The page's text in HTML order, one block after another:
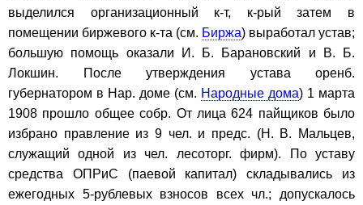
выделился организационный к-т, к-рый затем в
помещении биржевого к-та (см. Биржа) выработал устав;
большую помощь оказали И. Б. Барановский и В. Б.
Локшин. После утверждения устава оренб.
губернатором в Нар. доме (см. Народные дома) 1 марта
1908 прошло общее собр. От лица 624 пайщиков было
избрано правление из 9 чел. и предс. (Н. В. Мальцев,
служащий одной из чел. лесоторг. фирм). По уставу
средства ОПРиС (паевой капитал) складывались из
ежегодных 5-рублевых взносов всех чл.; допускалось